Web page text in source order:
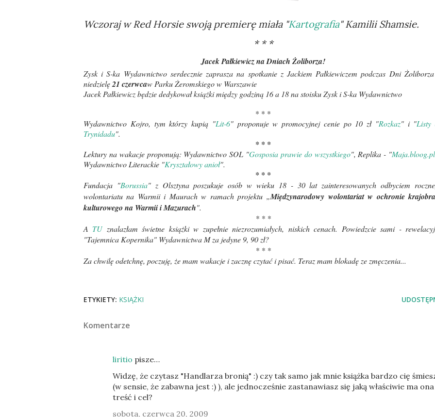
Wczoraj w Red Horsie swoją premierę miała "Kartografia" Kamilii Shamsie.
* * *
JacekPałkiewicz na Dniach Żoliborza!
Zysk i S-ka Wydawnictwo serdecznie zaprasza na spotkanie z Jackiem Pałkiewiczem podczas Dni
niedzielę21 czerwcaw Parku Żeromskiego w Warszawie
Jacek Pałkiewicz będzie dedykował książki między godziną 16 a 18 na stoisku Zysk i S-ka Wydawnictwo
* * *
Wydawnictwo Kojro, tym którzy kupią "Lit-6" proponuje w promocyjnej cenie po 10 zł "Rozkaz" i "Listy
Trynidadu".
* * *
Lektury na wakacje proponują: Wydawnictwo SOL "Gosposia prawie do wszystkiego", Replika - "Maja.bloog.pl
Wydawnictwo Literackie "Kryształowy anioł".
* * *
Fundacja "Borussia" z Olsztyna poszukuje osób w wieku 18 - 30 lat zainteresowanych odbyciem
wolontariatu na Warmii i Maurach w ramach projektu „Międzynarodowy wolontariat w ochronie
kulturowego na Warmii i Mazurach".
* * *
A TU znalazłam świetne książki w zupełnie niezrozumiałych, niskich cenach. Powiedzcie sami -
"Tajemnica Kopernika" Wydawnictwa M za jedyne 9, 90 zł?
* * *
Za chwilę odetchnę, poczuję, że mam wakacje i zacznę czytać i pisać. Teraz mam blokadę ze zmęczenia...
ETYKIETY: KSIĄŻKI
Komentarze
liritio pisze…
Widzę, że czytasz "Handlarza bronią" :) czy tak samo jak mnie książka bardzo cię
(w sensie, że zabawna jest :) ), ale jednocześnie zastanawiasz się jaką właściwie ma ona
treść i cel?
sobota, czerwca 20, 2009